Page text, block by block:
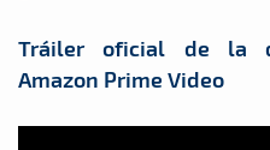
Tráiler oficial de la
Amazon Prime Video